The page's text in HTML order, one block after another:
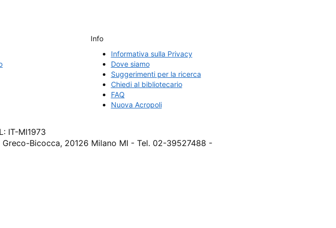
Info
Informativa sulla Privacy
Dove siamo
Suggerimenti per la ricerca
Chiedi al bibliotecario
FAQ
Nuova Acropoli
IT-MI1973
Bicocca, 20126 Milano MI - Tel. 02-39527488 -